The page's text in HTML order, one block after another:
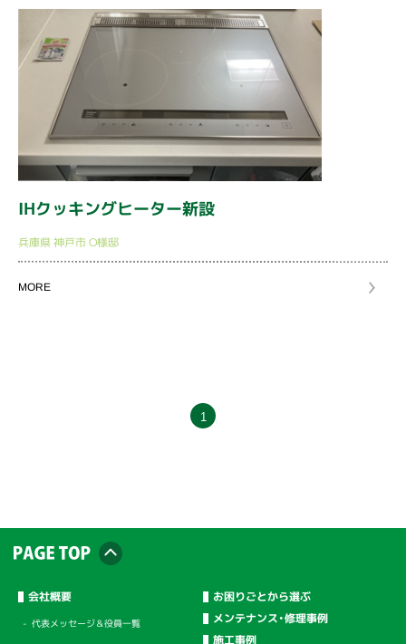
IHクッキングヒーター新設
兵庫県神戸市O様邸
MORE
1
会社概要
代表メッセージ＆役員一覧
お困りごとから選ぶ
メンテナンス・修理事例
施工事例